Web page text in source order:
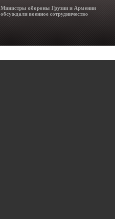
Министры обороны Грузии и Армении
обсуждали военное сотрудничество